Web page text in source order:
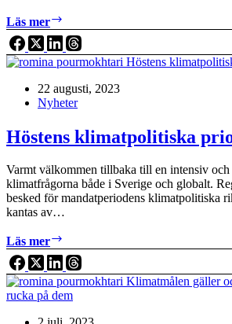
Läs mer
förslag
under
hösten
punkt
för
med
analys
22 augusti, 2023
Nyheter
Höstens klimatpolitiska
Varmt välkommen tillbaka till en intensiv
klimatfrågorna både i Sverige och globalt.
besked för mandatperiodens klimatpolitiska
kantas av…
Läs mer
klimatpolitiska
prioriteringar